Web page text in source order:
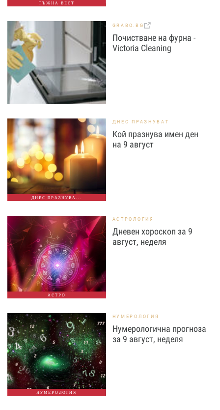
ТЪЖНА ВЕСТ
GRABO.BG
Почистване на фурна -
Victoria Cleaning
ДНЕС ПРАЗНУВА...
ДНЕС ПРАЗНУВАТ
Кой празнува имен ден
на 9 август
АСТРО
АСТРОЛОГИЯ
Дневен хороскоп за 9
август, неделя
НУМЕРОЛОГИЯ
НУМЕРОЛОГИЯ
Нумерологична прогноза
за 9 август, неделя